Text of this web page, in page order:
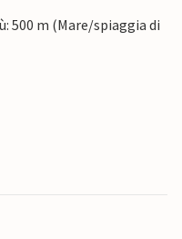
500 m (Mare/spiaggia di